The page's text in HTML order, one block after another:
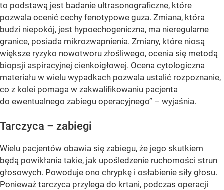
to podstawą jest badanie ultrasonograficzne, które
pozwala ocenić cechy fenotypowe guza. Zmiana, która
budzi niepokój, jest hypoechogeniczna, ma nieregularne
granice, posiada mikrozwapnienia. Zmiany, które niosą
większe ryzyko nowotworu złośliwego, ocenia się metodą
biopsji aspiracyjnej cienkoigłowej. Ocena cytologiczna
materiału w wielu wypadkach pozwala ustalić rozpoznanie,
co z kolei pomaga w zakwalifikowaniu pacjenta
do ewentualnego zabiegu operacyjnego” – wyjaśnia.
Tarczyca – zabiegi
Wielu pacjentów obawia się zabiegu, że jego skutkiem
będą powikłania takie, jak upośledzenie ruchomości strun
głosowych. Powoduje ono chrypkę i osłabienie siły głosu.
Ponieważ tarczyca przylega do krtani, podczas operacji